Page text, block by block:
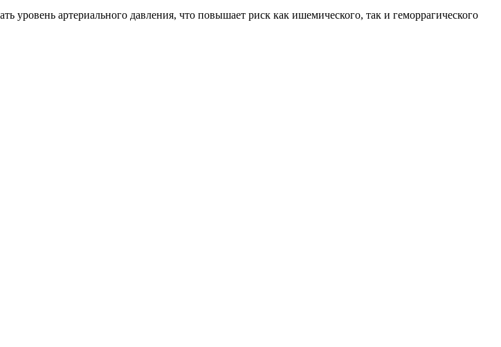
уровень артериального давления, что повышает риск как ишемического, так и геморрагического